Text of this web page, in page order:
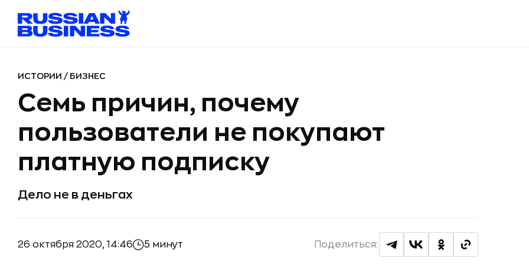
ИСТОРИИ / БИЗНЕС
Семь причин, почему
пользователи не покупают
платную подписку
Дело не в деньгах
26 октября 2020, 14:46 5 минут Поделиться: